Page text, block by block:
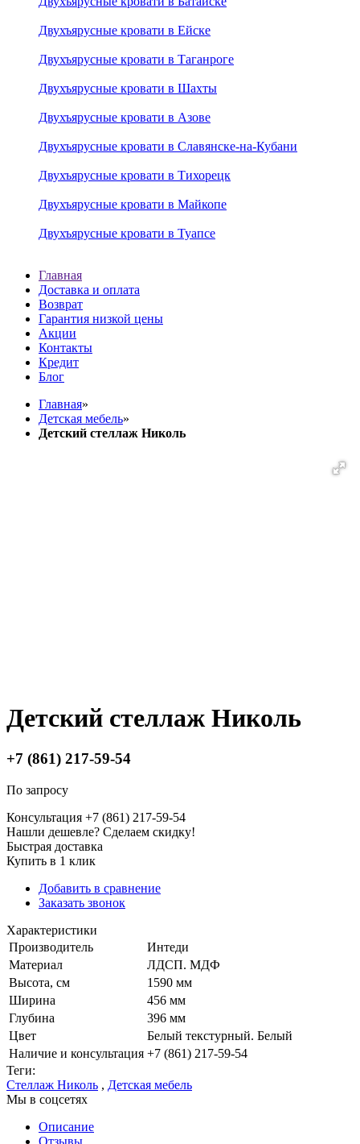
Двухъярусные кровати в Ейске
Двухъярусные кровати в Таганроге
Двухъярусные кровати в Шахты
Двухъярусные кровати в Азове
Двухъярусные кровати в Славянске-на-Кубани
Двухъярусные кровати в Тихорецк
Двухъярусные кровати в Майкопе
Двухъярусные кровати в Туапсе
Главная
Доставка и оплата
Возврат
Гарантия низкой цены
Акции
Контакты
Кредит
Блог
Главная»
Детская мебель»
Детский стеллаж Николь
Детский стеллаж Николь
+7 (861) 217-59-54
По запросу
Консультация +7 (861) 217-59-54
Нашли дешевле? Сделаем скидку!
Быстрая доставка
Купить в 1 клик
Добавить в сравнение
Заказать звонок
Характеристики
Производитель
Интеди
Материал
ЛДСП. МДФ
Высота, см
1590 мм
Ширина
456 мм
Глубина
396 мм
Цвет
Белый текстурный. Белый
Наличие и консультация +7 (861) 217-59-54
Теги:
Стеллаж Николь , Детская мебель
Мы в соцсетях
Описание
Отзывы